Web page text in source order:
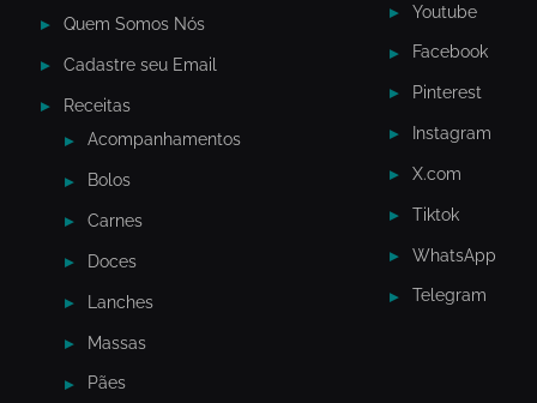
Quem Somos Nós
Cadastre seu Email
Receitas
Acompanhamentos
Bolos
Carnes
Doces
Lanches
Massas
Pães
Youtube
Facebook
Pinterest
Instagram
X.com
Tiktok
WhatsApp
Telegram